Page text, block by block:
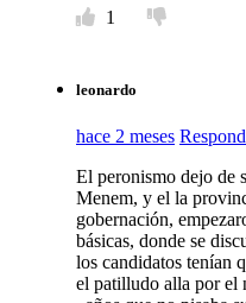
1
leonardo
hace 2 meses
El peronismo dejo de
Menem, y el la
gobernación,
básicas, donde se
los candidatos tenían
el patilludo alla por el